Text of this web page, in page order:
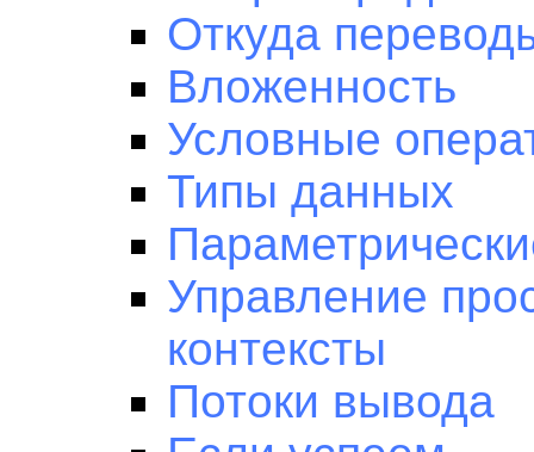
Откуда
Вложенность
Условные
Типы данных
Управление
контексты
Потоки вывода